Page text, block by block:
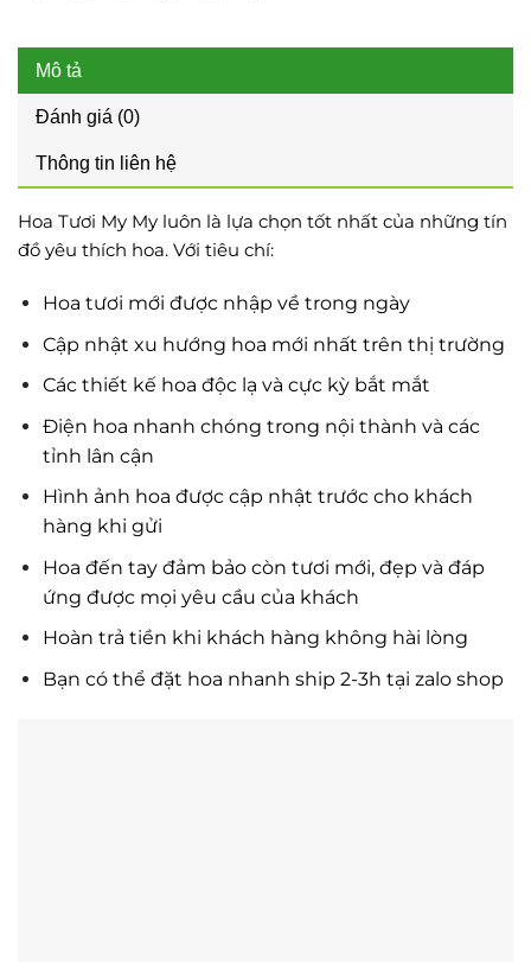
Mô tả
Đánh giá (0)
Thông tin liên hệ
Hoa Tươi My My luôn là lựa chọn tốt nhất của những tín
đồ yêu thích hoa. Với tiêu chí:
Hoa tươi mới được nhập về trong ngày
Cập nhật xu hướng hoa mới nhất trên thị trường
Các thiết kế hoa độc lạ và cực kỳ bắt mắt
Điện hoa nhanh chóng trong nội thành và các
tỉnh lân cận
Hình ảnh hoa được cập nhật trước cho khách
hàng khi gửi
Hoa đến tay đảm bảo còn tươi mới, đẹp và đáp
ứng được mọi yêu cầu của khách
Hoàn trả tiền khi khách hàng không hài lòng
Bạn có thể đặt hoa nhanh ship 2-3h tại zalo shop